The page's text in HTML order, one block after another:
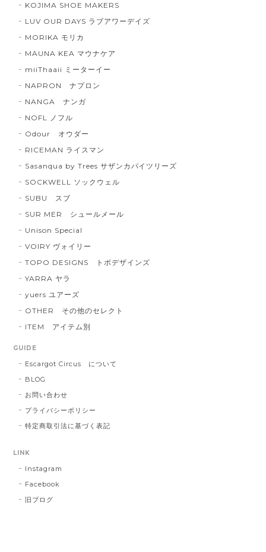
KOJIMA SHOE MAKERS
LUV OUR DAYS ラブアワーデイズ
MORIKA モリカ
MAUNA KEA マウナケア
miiThaaii ミーターイー
NAPRON ナプロン
NANGA ナンガ
NOFL ノフル
Odour オウダー
RICEMAN ライスマン
Sasanqua by Trees サザンカバイツリーズ
SOCKWELL ソックウェル
SUBU スブ
SUR MER シュールメール
Unison Special
VOIRY ヴォイリー
TOPO DESIGNS トポデザインズ
YARRA ヤラ
yuers ユアーズ
OTHER その他のセレクト
ITEM アイテム別
GUIDE
Escargot Circus について
BLOG
お問い合わせ
プライバシーポリシー
特定商取引法に基づく表記
LINK
Instagram
Facebook
旧ブログ